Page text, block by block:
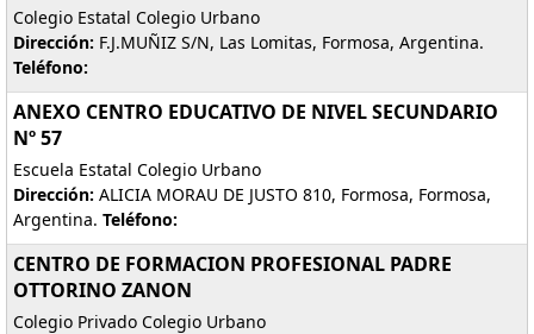
Colegio Estatal Colegio Urbano
Dirección: F.J.MUÑIZ S/N, Las Lomitas, Formosa, Argentina.
Teléfono:
ANEXO CENTRO EDUCATIVO DE NIVEL SECUNDARIO
Nº 57
Escuela Estatal Colegio Urbano
Dirección: ALICIA MORAU DE JUSTO 810, Formosa, Formosa,
Argentina. Teléfono:
CENTRO DE FORMACION PROFESIONAL PADRE
OTTORINO ZANON
Colegio Privado Colegio Urbano